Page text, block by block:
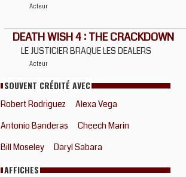
Acteur
DEATH WISH 4 : THE CRACKDOWN
LE JUSTICIER BRAQUE LES DEALERS
Acteur
SOUVENT CRÉDITÉ AVEC
Robert Rodriguez
Alexa Vega
Antonio Banderas
Cheech Marin
Bill Moseley
Daryl Sabara
AFFICHES